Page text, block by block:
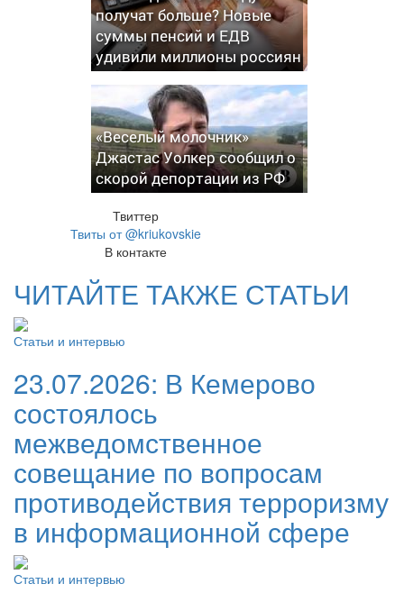
получат больше? Новые
суммы пенсий и ЕДВ
удивили миллионы россиян
«Веселый молочник»
Джастас Уолкер сообщил о
скорой депортации из РФ
Твиттер
Твиты от @kriukovskie
В контакте
ЧИТАЙТЕ ТАКЖЕ СТАТЬИ
Статьи и интервью
23.07.2026: В Кемерово
состоялось
межведомственное
совещание по вопросам
противодействия терроризму
в информационной сфере
Статьи и интервью